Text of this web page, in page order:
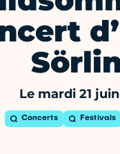
Le mardi 21
Concerts Festivals